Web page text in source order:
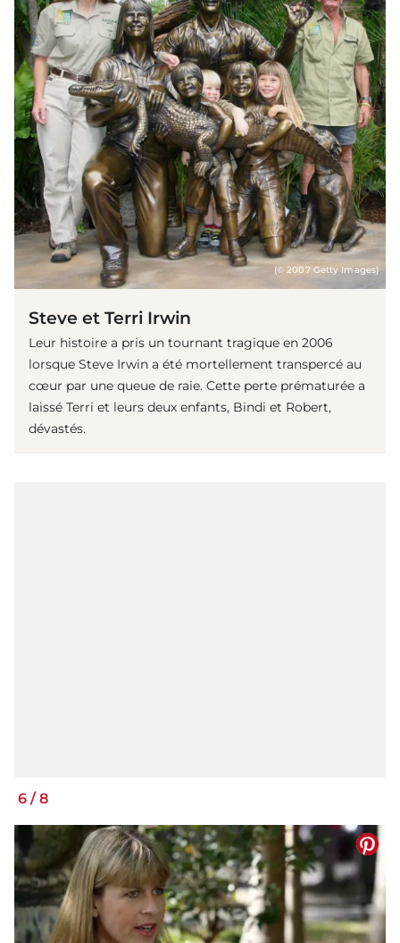
(© 2007 Getty Images)
Steve et Terri Irwin
Leur histoire a pris un tournant tragique en 2006
lorsque Steve Irwin a été mortellement transpercé au
cœur par une queue de raie. Cette perte prématurée a
laissé Terri et leurs deux enfants, Bindi et Robert,
dévastés.
6 /8